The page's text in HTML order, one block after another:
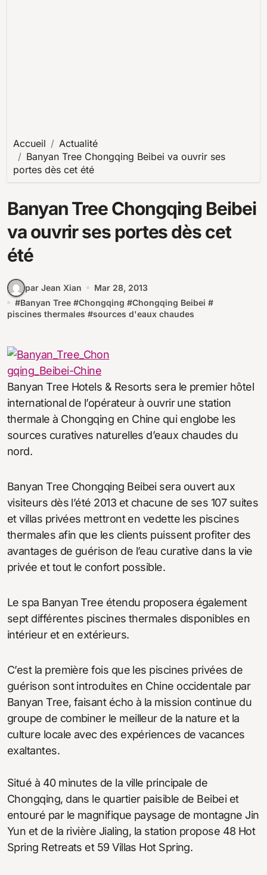
Accueil
Actualité
Banyan Tree Chongqing Beibei va ouvrir ses
portes dès cet été
Banyan Tree Chongqing Beibei
va ouvrir ses portes dès cet
été
par Jean Xian
Mar 28, 2013
#Banyan Tree #Chongqing #Chongqing Beibei #
piscines thermales #sources d'eaux chaudes
Banyan Tree Hotels & Resorts sera le premier hôtel
international de l’opérateur à ouvrir une station
thermale à Chongqing en Chine qui englobe les
sources curatives naturelles d’eaux chaudes du
nord.
Banyan Tree Chongqing Beibei sera ouvert aux
visiteurs dès l’été 2013 et chacune de ses 107 suites
et villas privées mettront en vedette les piscines
thermales afin que les clients puissent profiter des
avantages de guérison de l’eau curative dans la vie
privée et tout le confort possible.
Le spa Banyan Tree étendu proposera également
sept différentes piscines thermales disponibles en
intérieur et en extérieurs.
C’est la première fois que les piscines privées de
guérison sont introduites en Chine occidentale par
Banyan Tree, faisant écho à la mission continue du
groupe de combiner le meilleur de la nature et la
culture locale avec des expériences de vacances
exaltantes.
Situé à 40 minutes de la ville principale de
Chongqing, dans le quartier paisible de Beibei et
entouré par le magnifique paysage de montagne Jin
Yun et de la rivière Jialing, la station propose 48 Hot
Spring Retreats et 59 Villas Hot Spring.